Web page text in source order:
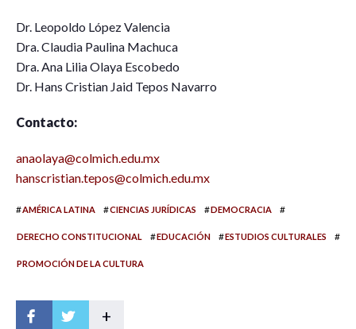
Dr. Leopoldo López Valencia
Dra. Claudia Paulina Machuca
Dra. Ana Lilia Olaya Escobedo
Dr. Hans Cristian Jaid Tepos Navarro
Contacto:
anaolaya@colmich.edu.mx
hanscristian.tepos@colmich.edu.mx
#AMÉRICA LATINA #CIENCIAS JURÍDICAS #DEMOCRACIA #
DERECHO CONSTITUCIONAL #EDUCACIÓN #ESTUDIOS CULTURALES #
PROMOCIÓN DE LA CULTURA
+